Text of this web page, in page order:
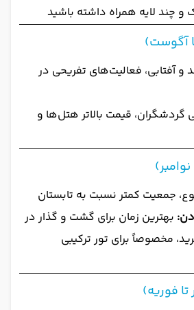
چند لایه همراه داشته باشید
آگوست)
و آفتابی، فعالیت‌های تفریحی در
گردشگران، قیمت بالاتر هتل‌ها و
جمعیت کمتر نسبت به تابستان
بهترین زمان برای گشت و گذار در
مخصوصاً برای تور ترکیبی
فوریه)